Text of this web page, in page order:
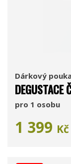
Dárkový
DEGUSTACE
pro 1 osobu
1 399 Kč